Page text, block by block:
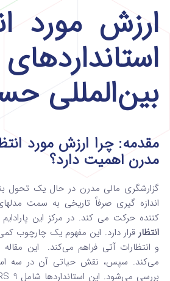
ارزش مورد
استانداردهای
بین‌المللی
مقدمه: چرا ارزش مورد
مدرن اهمیت دارد؟
گزارشگری مالی مدرن در حال یک تحول
اندازه‌ گیری صرفاً تاریخی به سمت
کننده حرکت می کند. در مرکز این
انتظارقرار دارد. این مفهوم یک چارچوب
و انتظارات آتی فراهم می‌کند.
این
می‌کند. سپس، نقش حیاتی آن در سه